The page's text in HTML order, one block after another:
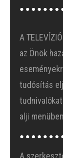
● ● ● ● ● ● ●
A
az Önök
tudósítás
alji
● ● ● ● ● ● ●